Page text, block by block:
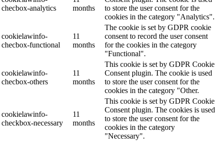
checbox-analytics
months
to store the user consent for the
cookies in the category "Analytics".
cookielawinfo-
checbox-functional
11
months
The cookie is set by GDPR cookie
consent to record the user consent
for the cookies in the category
"Functional".
cookielawinfo-
checbox-others
11
months
This cookie is set by GDPR Cookie
Consent plugin. The cookie is used
to store the user consent for the
cookies in the category "Other.
cookielawinfo-
checkbox-necessary
11
months
This cookie is set by GDPR Cookie
Consent plugin. The cookies is used
to store the user consent for the
cookies in the category
"Necessary".